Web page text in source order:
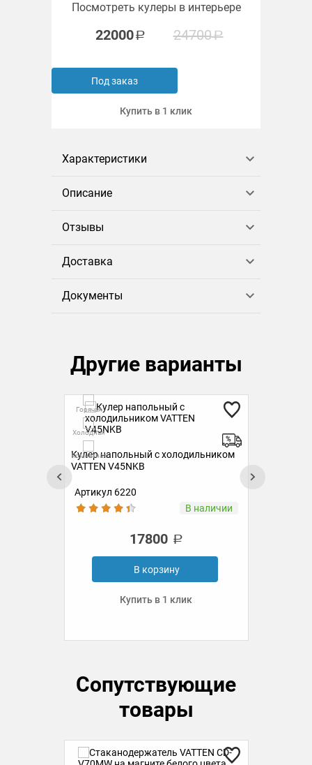
Посмотреть кулеры в интерьере
22000 24700
Под заказ
Купить в 1 клик
Характеристики
Описание
Отзывы
Доставка
Документы
Другие варианты
Горячая
Холодная
Кулер для воды VATTEN V45NE
Артикул 6221
В наличии
9700
В корзину
Купить в 1 клик
Сопутствующие
товары